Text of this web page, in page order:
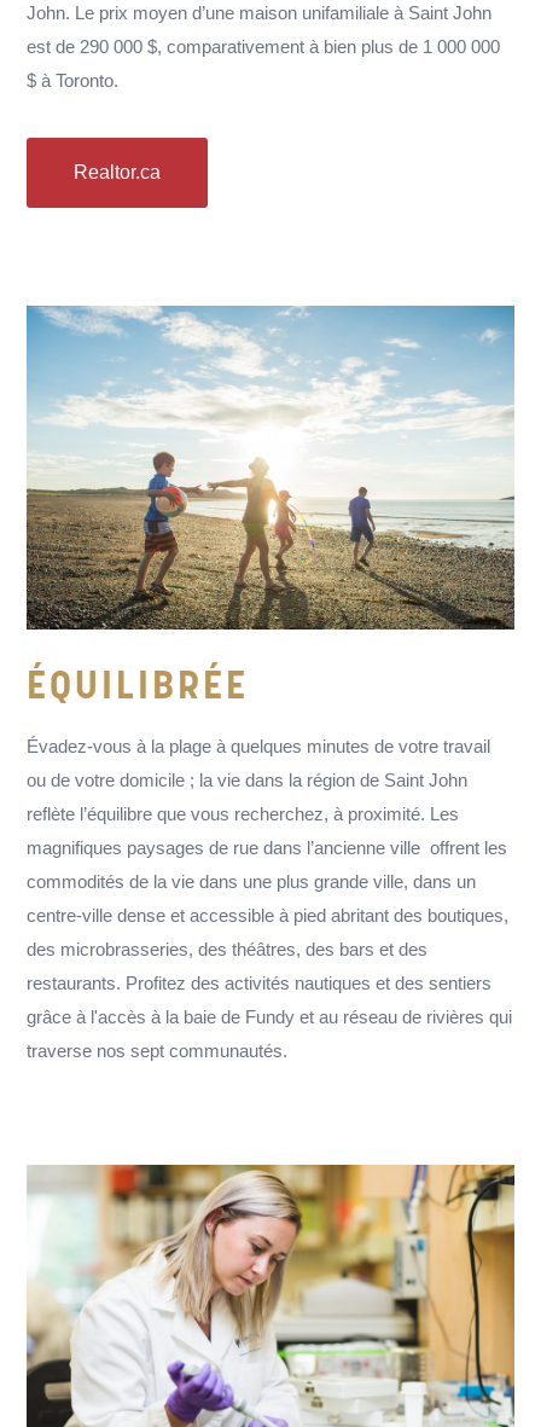
John. Le prix moyen d’une maison unifamiliale à Saint John
est de 290 000 $, comparativement à bien plus de 1 000 000
$ à Toronto.
Realtor.ca
ÉQUILIBRÉE
Évadez-vous à la plage à quelques minutes de votre travail
ou de votre domicile ; la vie dans la région de Saint John
reflète l’équilibre que vous recherchez, à proximité. Les
magnifiques paysages de rue dans l’ancienne ville offrent les
commodités de la vie dans une plus grande ville, dans un
centre-ville dense et accessible à pied abritant des boutiques,
des microbrasseries, des théâtres, des bars et des
restaurants. Profitez des activités nautiques et des sentiers
grâce à l'accès à la baie de Fundy et au réseau de rivières qui
traverse nos sept communautés.